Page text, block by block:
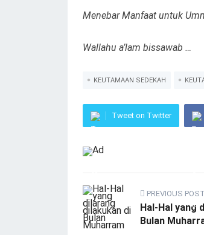
Menebar Manfaat untuk
Wallahu a’lam bissawab …
KEUTAMAAN SEDEKAH
Tweet on Twitter
PREVIOUS POST
Hal-Hal yang
Bulan